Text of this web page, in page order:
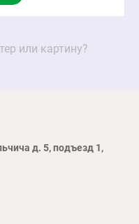
или картину?
д. 5, подъезд 1,